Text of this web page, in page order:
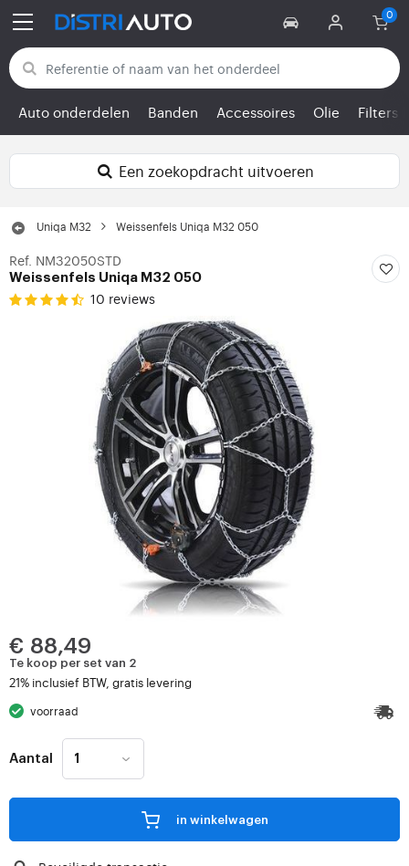
Terug naar categorieën
Auto onderdelen Banden Accessoires Olie Filters
Een zoekopdracht uitvoeren
Uniqa M32 Weissenfels Uniqa M32 050
Ref. NM32050STD
Weissenfels Uniqa M32 050
10 reviews
€ 88,49
Te koop per set van 2
21% inclusief BTW, gratis levering
voorraad
Aantal
in winkelwagen